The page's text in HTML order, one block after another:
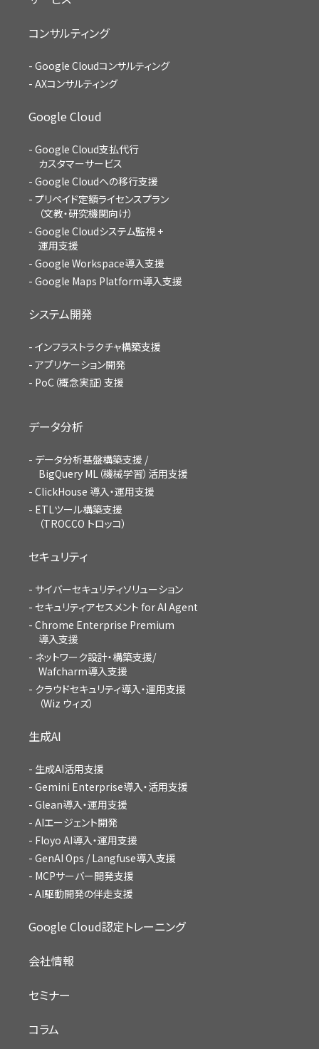
コンサルティング
Google Cloudコンサルティング
AXコンサルティング
Google Cloud
Google Cloud支払代行
カスタマーサービス
Google Cloudへの移行支援
プリペイド定額ライセンスプラン
（文教・研究機関向け）
Google Cloudシステム監視 +
運用支援
Google Workspace導入支援
Google Maps Platform導入支援
システム開発
インフラストラクチャ構築支援
アプリケーション開発
PoC（概念実証）支援
データ分析
データ分析基盤構築支援 /
BigQuery ML（機械学習）活用支援
ClickHouse 導入・運用支援
ETLツール構築支援
（TROCCO トロッコ）
セキュリティ
サイバーセキュリティソリューション
セキュリティアセスメント for AI Agent
Chrome Enterprise Premium
導入支援
ネットワーク設計・構築支援/
Wafcharm導入支援
クラウドセキュリティ導入・運用支援
（Wiz ウィズ）
生成AI
生成AI活用支援
Gemini Enterprise導入・活用支援
Glean導入・運用支援
AIエージェント開発
Floyo AI導入・運用支援
GenAI Ops / Langfuse導入支援
MCPサーバー開発支援
AI駆動開発の伴走支援
Google Cloud認定トレーニング
会社情報
セミナー
コラム